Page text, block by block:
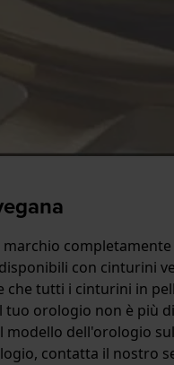
con cinturini
che tutti i cinturini in
tuo orologio non è
dell'orologio
contatta il nostro